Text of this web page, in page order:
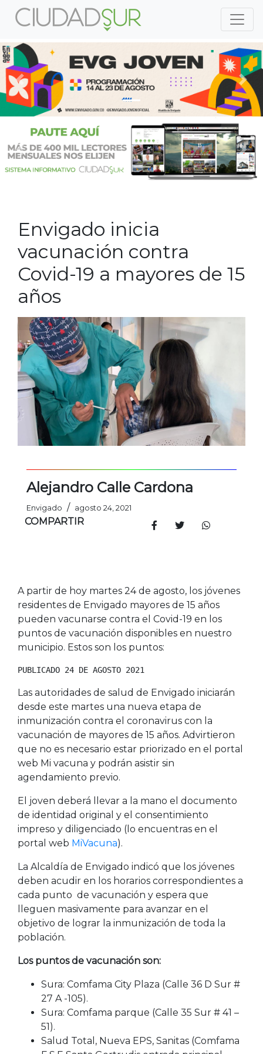
Previous
Previous
Envigado inicia
vacunación contra
Covid-19 a mayores de 15
años
Alejandro Calle Cardona
Envigado / agosto 24, 2021
COMPARTIR
A partir de hoy martes 24 de agosto, los jóvenes
residentes de Envigado mayores de 15 años
pueden vacunarse contra el Covid-19 en los
puntos de vacunación disponibles en nuestro
municipio. Estos son los puntos:
PUBLICADO 24 DE AGOSTO 2021
Las autoridades de salud de Envigado iniciarán
desde este martes una nueva etapa de
inmunización contra el coronavirus con la
vacunación de mayores de 15 años. Advirtieron
que no es necesario estar priorizado en el portal
web Mi vacuna y podrán asistir sin
agendamiento previo.
El joven deberá llevar a la mano el documento
de identidad original y el consentimiento
impreso y diligenciado (lo encuentras en el
portal web MiVacuna).
La Alcaldía de Envigado indicó que los jóvenes
deben acudir en los horarios correspondientes a
cada punto de vacunación y espera que
lleguen masivamente para avanzar en el
objetivo de lograr la inmunización de toda la
población.
Los puntos de vacunación son:
Sura: Comfama City Plaza (Calle 36 D Sur #
27 A -105).
Sura: Comfama parque (Calle 35 Sur # 41 –
51).
Salud Total, Nueva EPS, Sanitas (Comfama